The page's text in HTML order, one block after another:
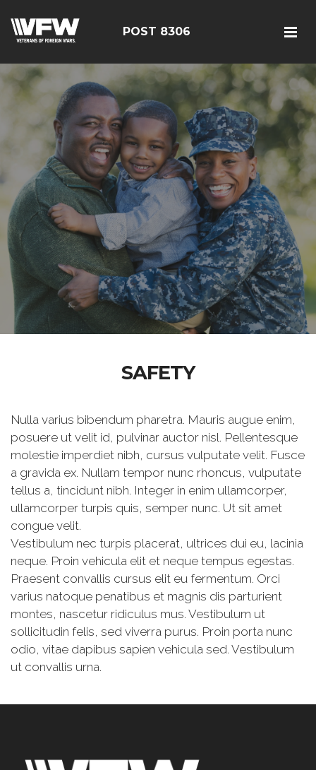
POST 8306
SAFETY
Nulla varius bibendum pharetra. Mauris augue enim,
posuere ut velit id, pulvinar auctor nisl. Pellentesque
molestie imperdiet nibh, cursus vulputate velit. Fusce
a gravida ex. Nullam tempor nunc rhoncus, vulputate
tellus a, tincidunt nibh. Integer in enim ullamcorper,
ullamcorper turpis quis, semper nunc. Ut sit amet
congue velit.
Vestibulum nec turpis placerat, ultrices dui eu, lacinia
neque. Proin vehicula elit et neque tempus egestas.
Praesent convallis cursus elit eu fermentum. Orci
varius natoque penatibus et magnis dis parturient
montes, nascetur ridiculus mus. Vestibulum ut
sollicitudin felis, sed viverra purus. Proin porta nunc
odio, vitae dapibus sapien vehicula sed. Vestibulum
ut convallis urna.